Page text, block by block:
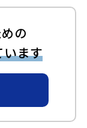
紹介されまし
の
います